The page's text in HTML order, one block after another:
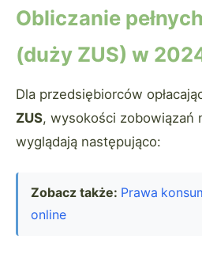
Obliczanie
(duży ZUS) w
Dla przedsiębiorców
ZUS, wysokości zobowiązań
wyglądają następująco:
Zobacz także: Prawa
online